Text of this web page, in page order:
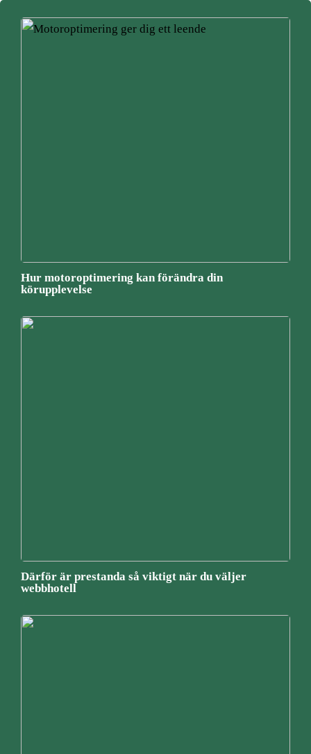
Hur motoroptimering kan förändra din
körupplevelse
Därför är prestanda så viktigt när du väljer
webbhotell